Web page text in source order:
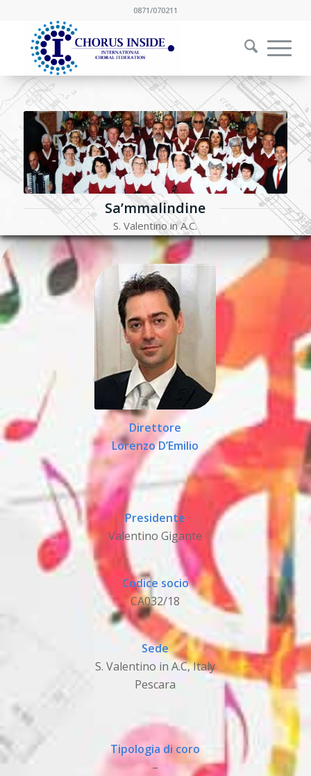
0871/070211
Sa’mmalindine
S. Valentino in A.C.
Direttore
Lorenzo D’Emilio
Presidente
Valentino Gigante
Codice socio
CA032/18
Sede
S. Valentino in A.C, Italy
Pescara
Tipologia di coro
–